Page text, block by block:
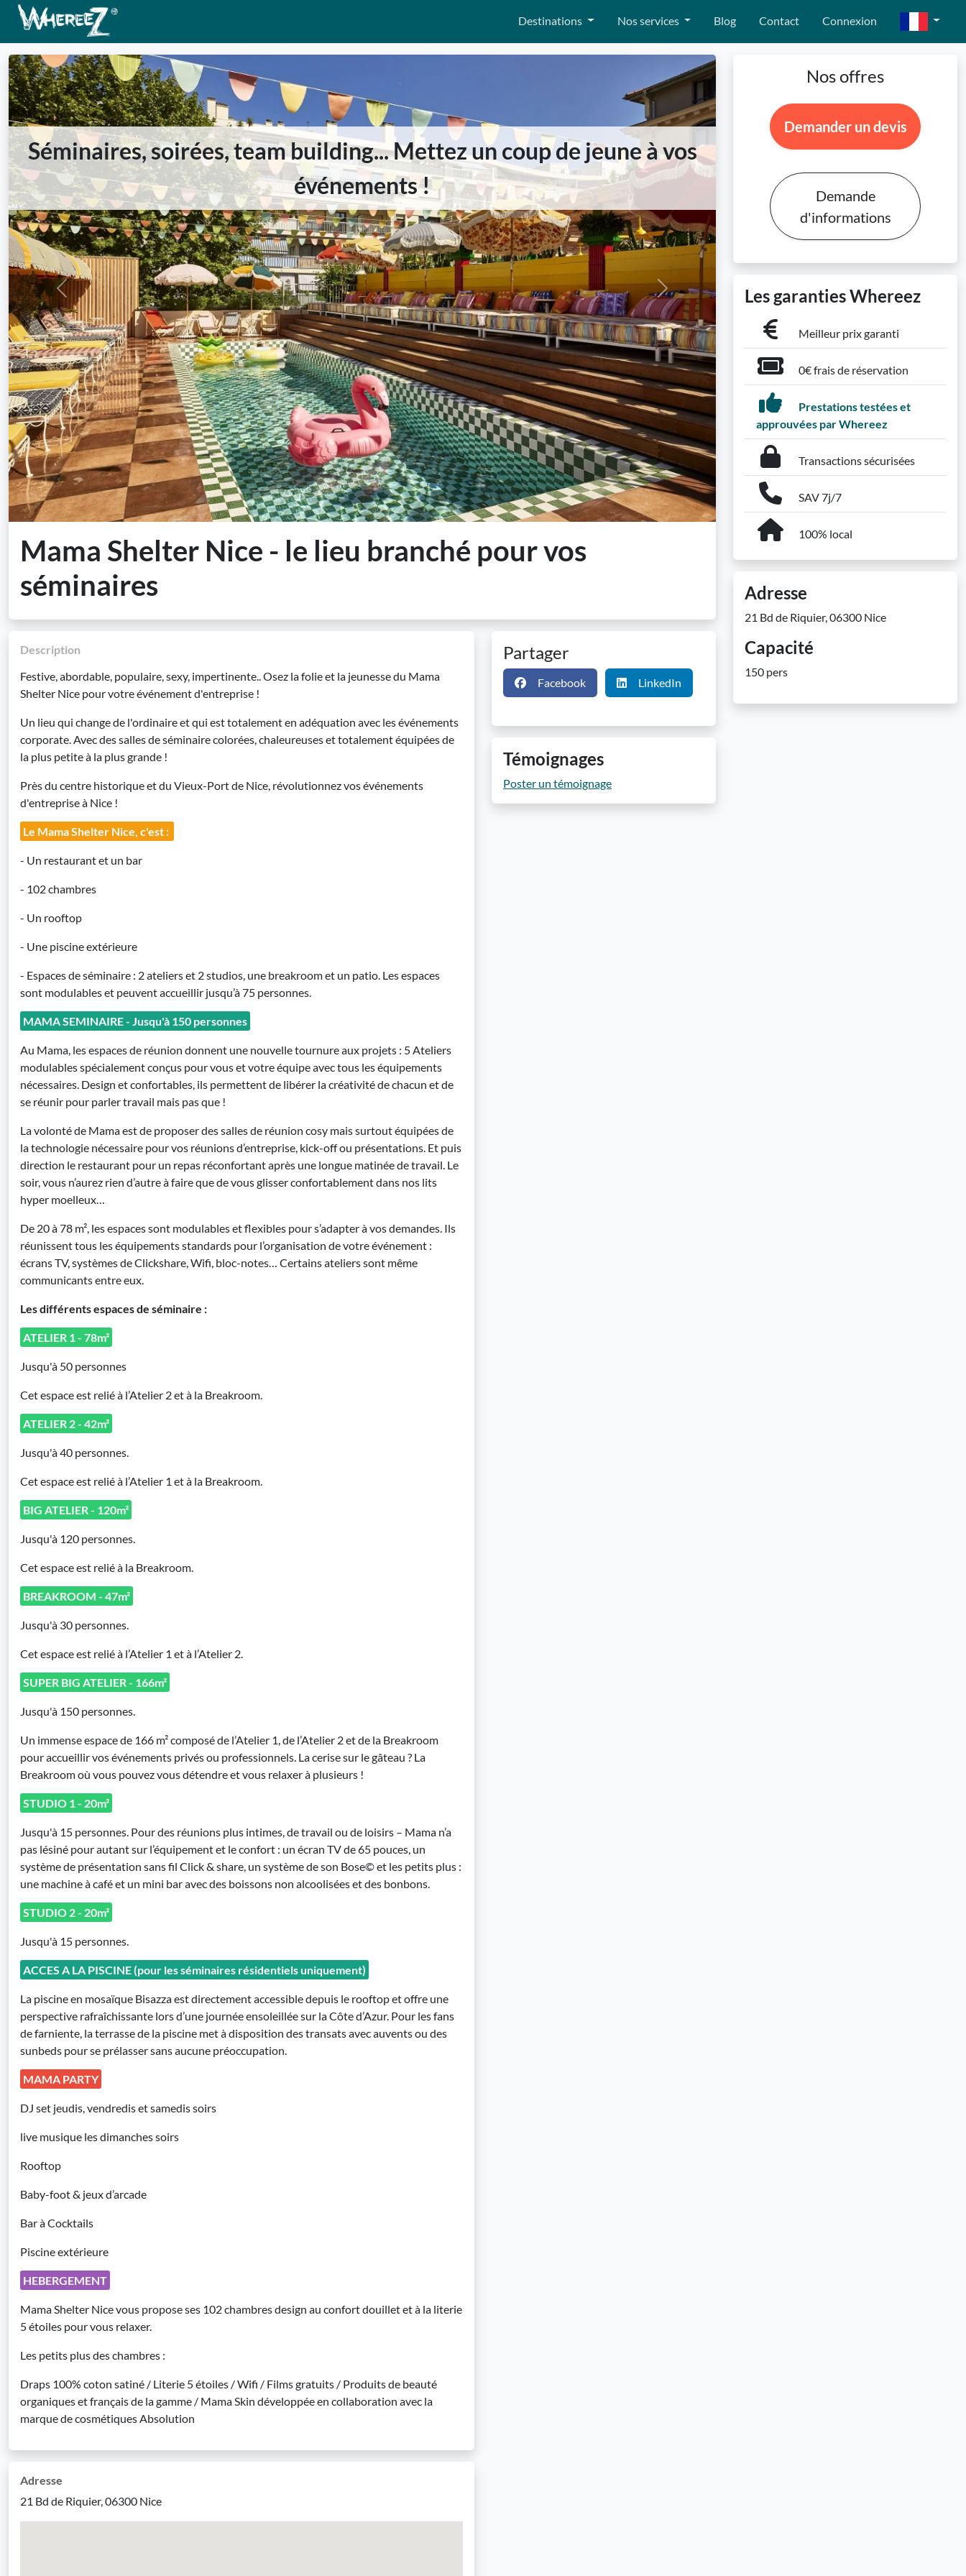
Destinations Nos services Blog Contact Connexion
Séminaires, soirées, team building... Mettez un coup de jeune à vos
événements !
Previous Next
Mama Shelter Nice - le lieu branché pour vos
séminaires
Description
Festive, abordable, populaire, sexy, impertinente.. Osez la folie et la jeunesse du Mama
Shelter Nice pour votre événement d'entreprise !
Un lieu qui change de l'ordinaire et qui est totalement en adéquation avec les événements
corporate. Avec des salles de séminaire colorées, chaleureuses et totalement équipées de
la plus petite à la plus grande !
Près du centre historique et du Vieux-Port de Nice, révolutionnez vos événements
d'entreprise à Nice !
Le Mama Shelter Nice, c'est :
- Un restaurant et un bar
- 102 chambres
- Un rooftop
- Une piscine extérieure
- Espaces de séminaire : 2 ateliers et 2 studios, une breakroom et un patio. Les espaces
sont modulables et peuvent accueillir jusqu’à 75 personnes.
MAMA SEMINAIRE - Jusqu'à 150 personnes
Au Mama, les espaces de réunion donnent une nouvelle tournure aux projets : 5 Ateliers
modulables spécialement conçus pour vous et votre équipe avec tous les équipements
nécessaires. Design et confortables, ils permettent de libérer la créativité de chacun et de
se réunir pour parler travail mais pas que !
La volonté de Mama est de proposer des salles de réunion cosy mais surtout équipées de
la technologie nécessaire pour vos réunions d’entreprise, kick-off ou présentations. Et puis
direction le restaurant pour un repas réconfortant après une longue matinée de travail. Le
soir, vous n’aurez rien d’autre à faire que de vous glisser confortablement dans nos lits
hyper moelleux…
De 20 à 78 m², les espaces sont modulables et flexibles pour s’adapter à vos demandes. Ils
réunissent tous les équipements standards pour l’organisation de votre événement :
écrans TV, systèmes de Clickshare, Wifi, bloc-notes… Certains ateliers sont même
communicants entre eux.
Les différents espaces de séminaire :
ATELIER 1 - 78m²
Jusqu'à 50 personnes
Cet espace est relié à l’Atelier 2 et à la Breakroom.
ATELIER 2 - 42m²
Jusqu'à 40 personnes.
Cet espace est relié à l’Atelier 1 et à la Breakroom.
BIG ATELIER - 120m²
Jusqu'à 120 personnes.
Cet espace est relié à la Breakroom.
BREAKROOM - 47m²
Jusqu'à 30 personnes.
Cet espace est relié à l’Atelier 1 et à l’Atelier 2.
SUPER BIG ATELIER - 166m²
Jusqu'à 150 personnes.
Un immense espace de 166 m² composé de l’Atelier 1, de l’Atelier 2 et de la Breakroom
pour accueillir vos événements privés ou professionnels. La cerise sur le gâteau ? La
Breakroom où vous pouvez vous détendre et vous relaxer à plusieurs !
STUDIO 1 - 20m²
Jusqu'à 15 personnes. Pour des réunions plus intimes, de travail ou de loisirs – Mama n’a
pas lésiné pour autant sur l’équipement et le confort : un écran TV de 65 pouces, un
système de présentation sans fil Click & share, un système de son Bose© et les petits plus :
une machine à café et un mini bar avec des boissons non alcoolisées et des bonbons.
STUDIO 2 - 20m²
Jusqu'à 15 personnes.
ACCES A LA PISCINE (pour les séminaires résidentiels uniquement)
La piscine en mosaïque Bisazza est directement accessible depuis le rooftop et offre une
perspective rafraîchissante lors d’une journée ensoleillée sur la Côte d’Azur. Pour les fans
de farniente, la terrasse de la piscine met à disposition des transats avec auvents ou des
sunbeds pour se prélasser sans aucune préoccupation.
MAMA PARTY
DJ set jeudis, vendredis et samedis soirs
live musique les dimanches soirs
Rooftop
Baby-foot & jeux d’arcade
Bar à Cocktails
Piscine extérieure
HEBERGEMENT
Mama Shelter Nice vous propose ses 102 chambres design au confort douillet et à la literie
5 étoiles pour vous relaxer.
Les petits plus des chambres :
Draps 100% coton satiné / Literie 5 étoiles / Wifi / Films gratuits / Produits de beauté
organiques et français de la gamme / Mama Skin développée en collaboration avec la
marque de cosmétiques Absolution
Partager
Facebook LinkedIn
Témoignages
Poster un témoignage
Adresse
21 Bd de Riquier, 06300 Nice
Nos offres
Demander un devis
Demande
d'informations
Les garanties Whereez
Meilleur prix garanti
0€ frais de réservation
Prestations testées et
approuvées par Whereez
Transactions sécurisées
SAV 7j/7
100% local
Adresse
21 Bd de Riquier, 06300 Nice
Capacité
150 pers